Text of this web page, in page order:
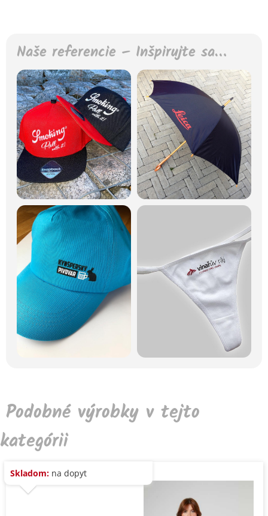
Naše referencie – Inšpirujte sa…
Podobné výrobky v tejto
kategórii
Skladom: na dopyt